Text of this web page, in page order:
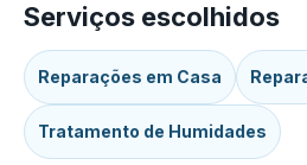
Serviços escolhidos
Reparações em Casa
Tratamento de Humidades